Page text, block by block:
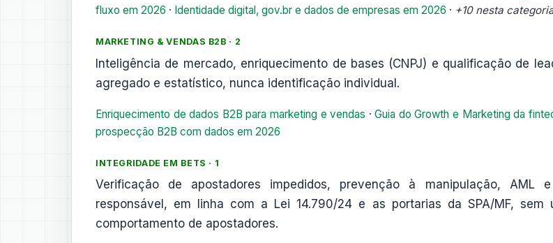
fluxo em 2026 · Identidade digital, gov.br e dados de empresas em 2026 · +10 nesta
MARKETING & VENDAS B2B · 2
Inteligência de mercado, enriquecimento de bases (CNPJ) e qualificação de
agregado e estatístico, nunca identificação individual.
Enriquecimento de dados B2B para marketing e vendas ·Guia do Growth e Marketing da
prospecção B2B com dados em 2026
INTEGRIDADE EM BETS · 1
Verificação de apostadores impedidos, prevenção à manipulação, AML
responsável, em linha com a Lei 14.790/24 e as portarias da SPA/MF, sem
comportamento de apostadores.